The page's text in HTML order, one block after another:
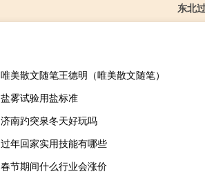
东北
唯美散文随笔王德明（唯美散文随笔）
盐雾试验用盐标准
济南趵突泉冬天好玩吗
过年回家实用技能有哪些
春节期间什么行业会涨价